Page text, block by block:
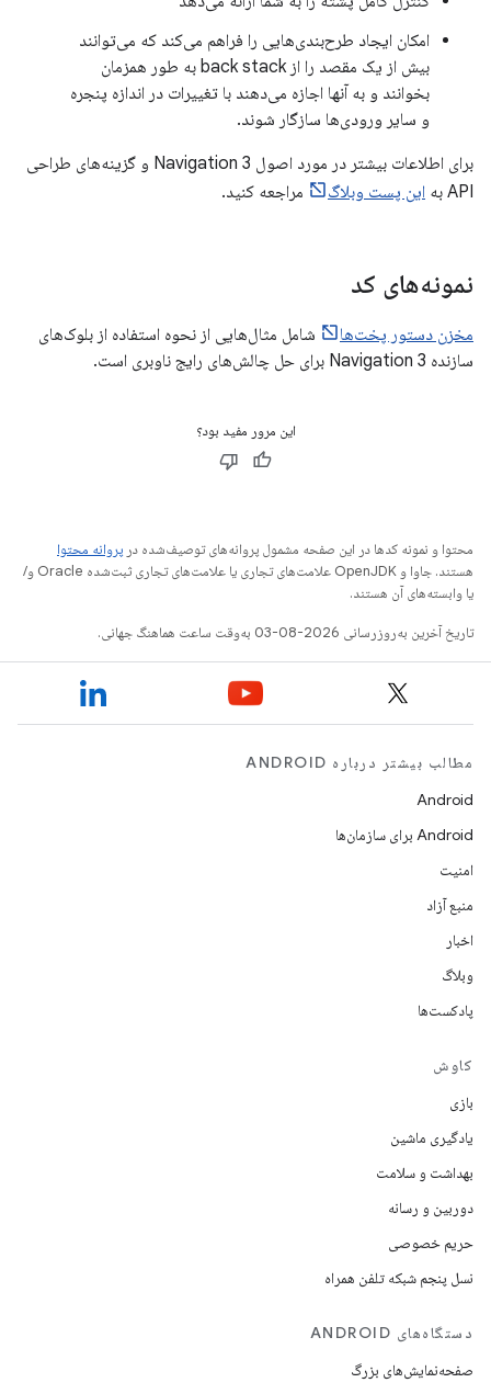
امکان ایجاد طرح‌بندی‌هایی را فراهم می‌کند که می‌توانند
بیش از یک مقصد را از back stack به طور همزمان
بخوانند و به آنها اجازه می‌دهند با تغییرات در اندازه پنجره
و سایر ورودی‌ها سازگار شوند.
برای اطلاعات بیشتر در مورد اصول Navigation 3 و گزینه‌های طراحی
API به
این پست وبلاگ مراجعه کنید.
نمونه‌های کد
مخزن دستور پخت‌ها
شامل مثال‌هایی از نحوه استفاده از بلوک‌های
سازنده Navigation 3 برای حل چالش‌های رایج ناوبری است.
این مرور مفید بود؟
محتوا و نمونه کدها در این صفحه مشمول پروانه‌های توصیف‌شده در پروانه محتوا
هستند. جاوا و OpenJDK علامت‌های تجاری یا علامت‌های تجاری ثبت‌شده Oracle و/
یا وابسته‌های آن هستند.
تاریخ آخرین به‌روزرسانی 2026-08-03 به‌وقت ساعت هماهنگ جهانی.
مطالب بیشتر درباره ANDROID
Android
Android برای سازمان‌ها
امنیت
منبع آزاد
اخبار
وبلاگ
پادکست‌ها
کاوش
بازی
یادگیری ماشین
بهداشت و سلامت
دوربین و رسانه
حریم خصوصی
نسل پنجم شبکه تلفن همراه
دستگاه‌های ANDROID
صفحه‌نمایش‌های بزرگ